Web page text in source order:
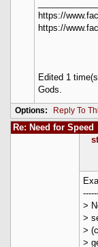
https://
https://
Edited 1
Gods.
Options: Reply To
Re: Need for Speed
>
>
>
>